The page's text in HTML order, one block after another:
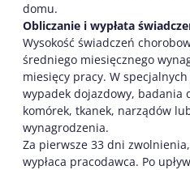
domu.
Obliczanie i wypłata
Wysokość świadczeń
średniego miesięcznego
miesięcy pracy. W
wypadek dojazdowy, badania
komórek, tkanek, narządów
wynagrodzenia.
Za pierwsze 33 dni
wypłaca pracodawca. Po